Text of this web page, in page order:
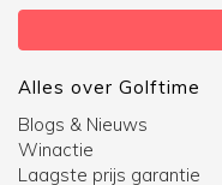
Alles over Golftime
Blogs & Nieuws
Winactie
Laagste prijs garantie